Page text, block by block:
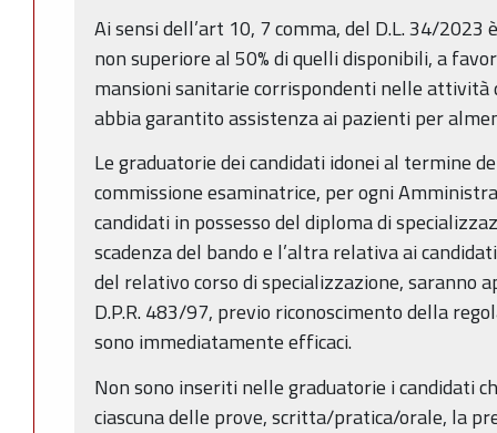
Ai sensi dell’art 10, 7 comma, del D.L. 34/
non superiore al 50% di quelli disponibili, a
mansioni sanitarie corrispondenti nelle
abbia garantito assistenza ai pazienti per
Le graduatorie dei candidati idonei al termine
commissione esaminatrice, per ogni
candidati in possesso del diploma di
scadenza del bando e l’altra relativa ai
del relativo corso di specializzazione, saranno
D.P.R. 483/97, previo riconoscimento della
sono immediatamente efficaci.
Non sono inseriti nelle graduatorie i candidati
ciascuna delle prove, scritta/pratica/orale, la